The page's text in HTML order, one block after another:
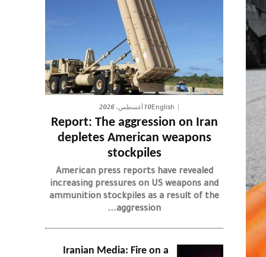
English10 أغسطس، 2026
Report: The aggression on Iran
depletes American weapons
stockpiles
American press reports have revealed
increasing pressures on US weapons and
ammunition stockpiles as a result of the
aggression...
Iranian Media: Fire on a